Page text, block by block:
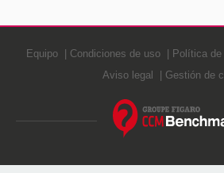
Equipo Condiciones de uso Política de
Aviso legal
Gestión de